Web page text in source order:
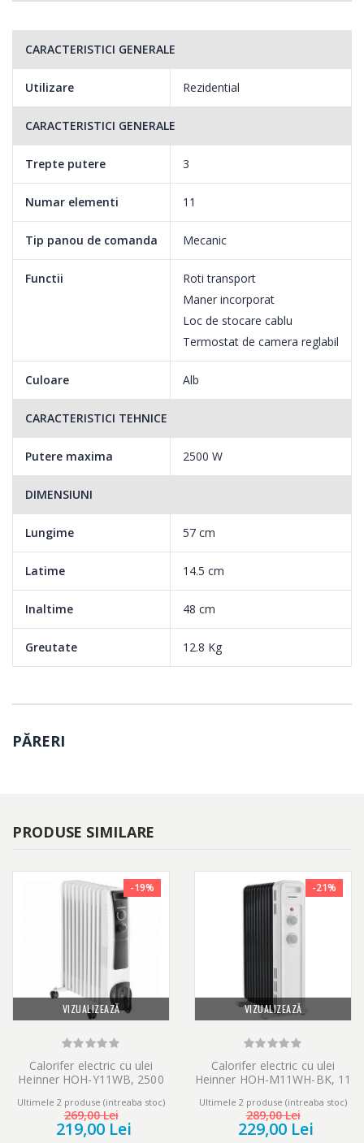
CARACTERISTICI GENERALE
Utilizare Rezidential
CARACTERISTICI GENERALE
Trepte putere 3
Numar elementi 11
Tip panou de comanda Mecanic
Functii
Roti transport
Maner incorporat
Loc de stocare cablu
Termostat de camera reglabil
Culoare Alb
CARACTERISTICI TEHNICE
Putere maxima 2500 W
DIMENSIUNI
Lungime 57 cm
Latime 14.5 cm
Inaltime 48 cm
Greutate 12.8 Kg
PĂRERI
PRODUSE SIMILARE
VIZUALIZEAZĂ
-19%
Calorifer electric cu ulei
Heinner HOH-Y11WB, 2500
supraincalzire, termostat
reglabil, alb
Ultimele 2 produse (intreaba stoc)
269,00 Lei
219,00 Lei
VIZUALIZEAZĂ
-21%
Calorifer electric cu ulei
Heinner HOH-M11WH-BK, 11
temperatura, Termostat
ajustabil, Protectie
supraincalzire, Alb/Negru
Ultimele 2 produse (intreaba stoc)
289,00 Lei
229,00 Lei